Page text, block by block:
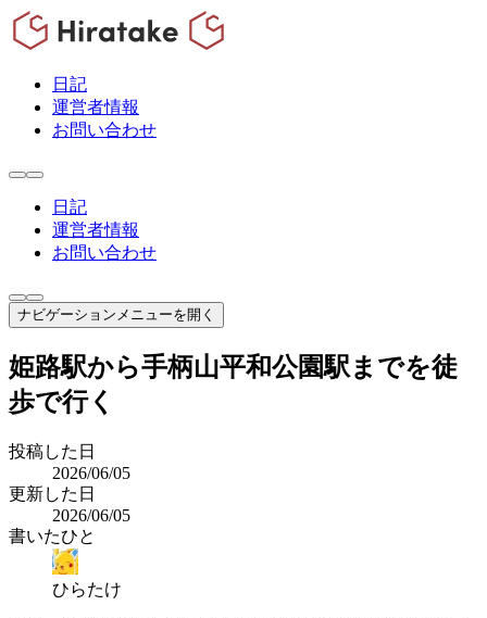
日記
運営者情報
お問い合わせ
日記
運営者情報
お問い合わせ
ナビゲーションメニューを開く
姫路駅から手柄山平和公園駅までを徒
歩で行く
投稿した日
2026/06/05
更新した日
2026/06/05
書いたひと
ひらたけ